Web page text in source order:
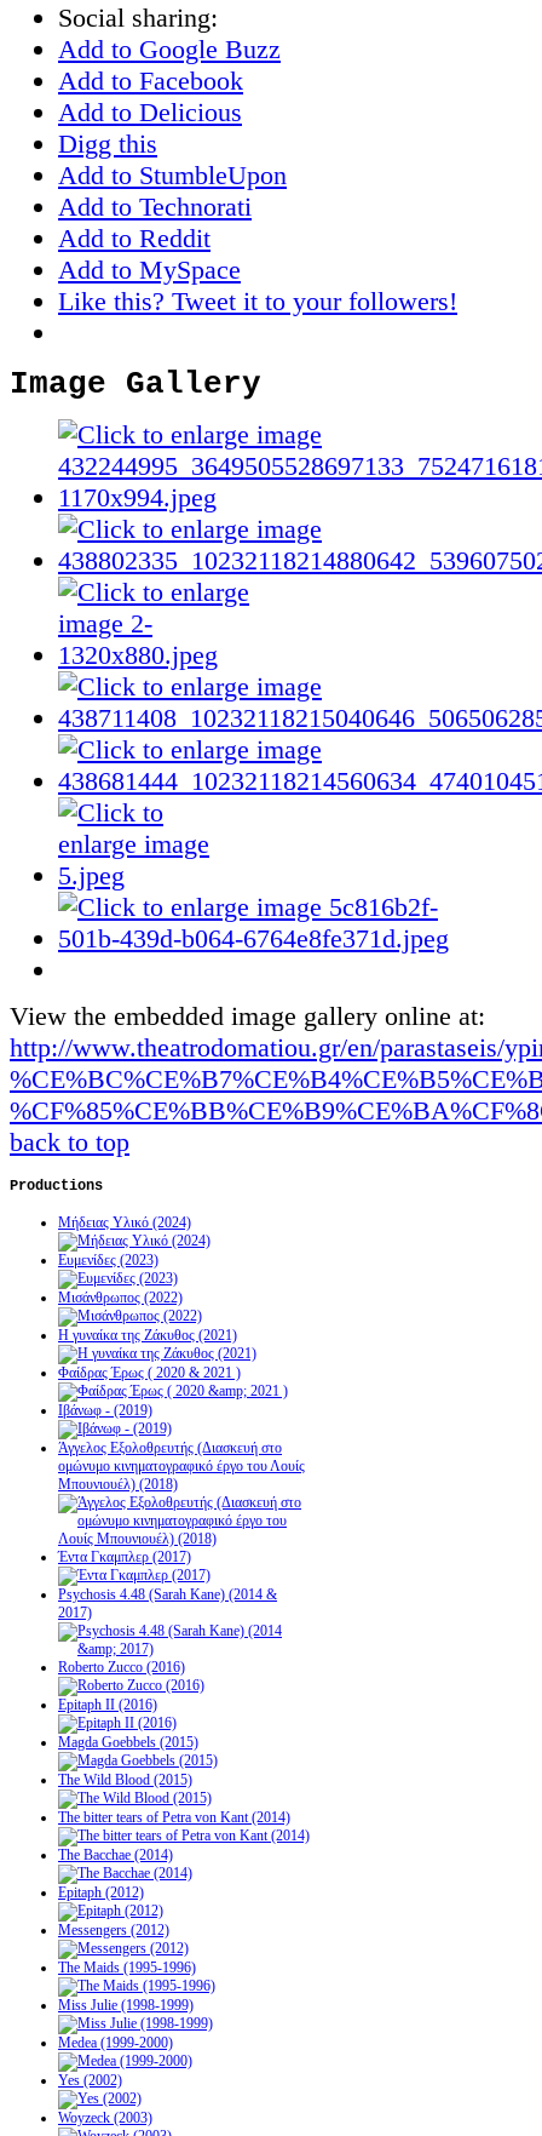
Social sharing:
Add to Google Buzz
Add to Facebook
Add to Delicious
Digg this
Add to StumbleUpon
Add to Technorati
Add to Reddit
Add to MySpace
Like this? Tweet it to your followers!
Image Gallery
View the embedded image gallery online at:
http://www.theatrodomatiou.gr/en/parastaseis/
back to top
Productions
Μήδειας Υλικό (2024)
Ευμενίδες (2023)
Μισάνθρωπος (2022)
Η γυναίκα της Ζάκυθος (2021)
Φαίδρας Έρως ( 2020 & 2021 )
Ιβάνωφ - (2019)
Άγγελος Εξολοθρευτής (Διασκευή στο
ομώνυμο κινηματογραφικό έργο του Λουίς
Μπουνιουέλ) (2018)
Έντα Γκαμπλερ (2017)
Psychosis 4.48 (Sarah Kane) (2014 &
2017)
Roberto Zucco (2016)
Epitaph II (2016)
Magda Goebbels (2015)
The Wild Blood (2015)
The bitter tears of Petra von Kant (2014)
The Bacchae (2014)
Epitaph (2012)
Messengers (2012)
The Maids (1995-1996)
Miss Julie (1998-1999)
Medea (1999-2000)
Yes (2002)
Woyzeck (2003)